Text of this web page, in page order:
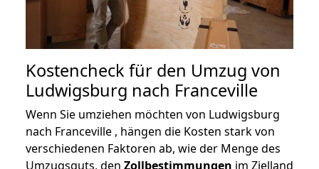
Kostencheck für den Umzug von
Ludwigsburg nach Franceville
Wenn Sie umziehen möchten von Ludwigsburg
nach Franceville , hängen die Kosten stark von
verschiedenen Faktoren ab, wie der Menge des
Umzugsguts, den Zollbestimmungen im Zielland